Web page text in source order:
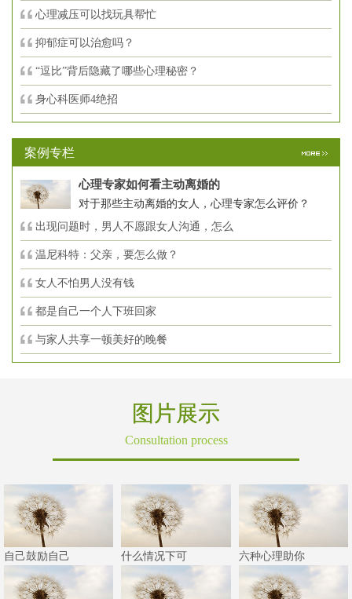
心理减压可以找玩具帮忙
抑郁症可以治愈吗？
“逗比”背后隐藏了哪些心理秘密？
身心科医师4绝招
案例专栏
心理专家如何看主动离婚的
对于那些主动离婚的女人，心理专家怎么评价？
出现问题时，男人不愿跟女人沟通，怎么
温尼科特：父亲，要怎么做？
女人不怕男人没有钱
都是自己一个人下班回家
与家人共享一顿美好的晚餐
图片展示
Consultation process
自己鼓励自己 什么情况下可 六种心理助你